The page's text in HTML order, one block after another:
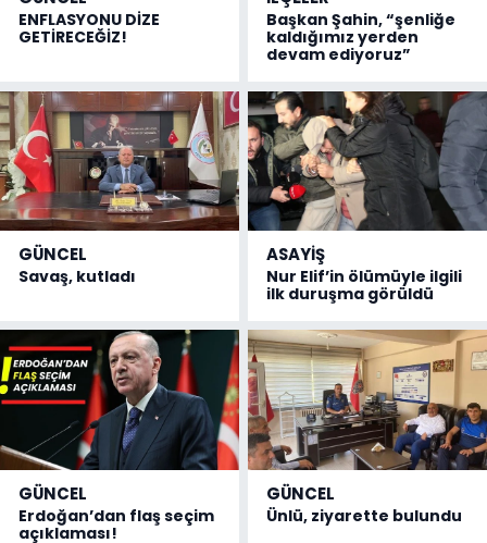
ENFLASYONU DİZE
GETİRECEĞİZ!
Başkan Şahin, “şenliğe
kaldığımız yerden
devam ediyoruz”
GÜNCEL
Savaş, kutladı
ASAYİŞ
Nur Elif’in ölümüyle ilgili
ilk duruşma görüldü
GÜNCEL
Erdoğan’dan flaş seçim
açıklaması!
GÜNCEL
Ünlü, ziyarette bulundu